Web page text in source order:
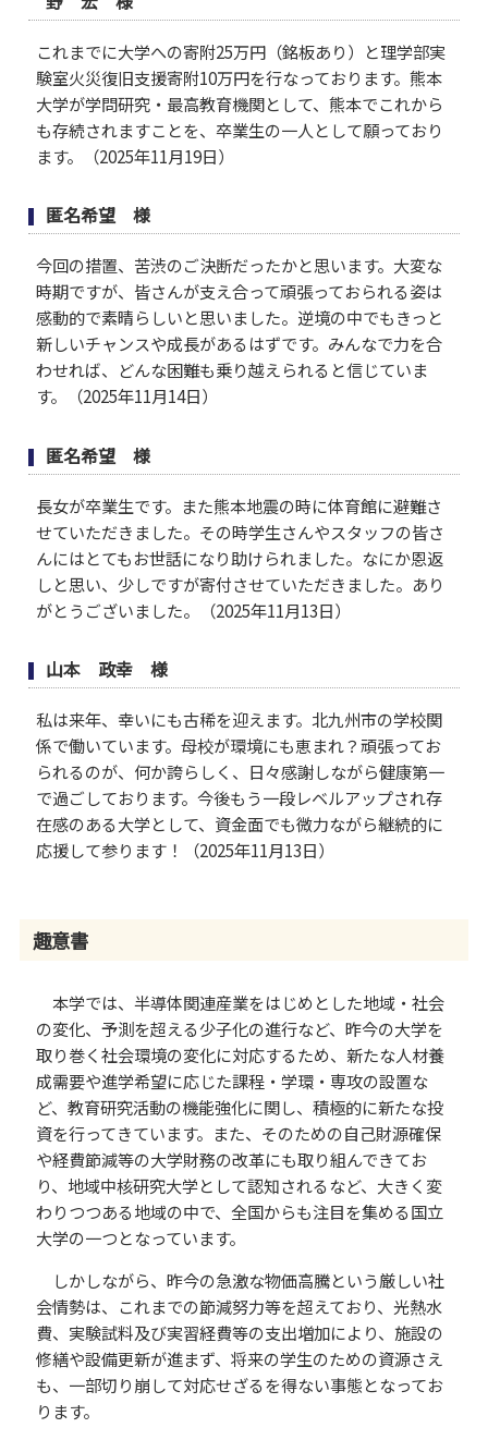
これまでに大学への寄附25万円（銘板あり）と理学部実
験室火災復旧支援寄附10万円を行なっております。熊本
大学が学問研究・最高教育機関として、熊本でこれから
も存続されますことを、卒業生の一人として願っており
ます。（2025年11月19日）
匿名希望 様
今回の措置、苦渋のご決断だったかと思います。大変な
時期ですが、皆さんが支え合って頑張っておられる姿は
感動的で素晴らしいと思いました。逆境の中でもきっと
新しいチャンスや成長があるはずです。みんなで力を合
わせれば、どんな困難も乗り越えられると信じていま
す。（2025年11月14日）
匿名希望 様
長女が卒業生です。また熊本地震の時に体育館に避難さ
せていただきました。その時学生さんやスタッフの皆さ
んにはとてもお世話になり助けられました。なにか恩返
しと思い、少しですが寄付させていただきました。あり
がとうございました。（2025年11月13日）
山本 政幸 様
私は来年、幸いにも古稀を迎えます。北九州市の学校関
係で働いています。母校が環境にも恵まれ？頑張ってお
られるのが、何か誇らしく、日々感謝しながら健康第一
で過ごしております。今後もう一段レベルアップされ存
在感のある大学として、資金面でも微力ながら継続的に
応援して参ります！（2025年11月13日）
趣意書
本学では、半導体関連産業をはじめとした地域・社会
の変化、予測を超える少子化の進行など、昨今の大学を
取り巻く社会環境の変化に対応するため、新たな人材養
成需要や進学希望に応じた課程・学環・専攻の設置な
ど、教育研究活動の機能強化に関し、積極的に新たな投
資を行ってきています。また、そのための自己財源確保
や経費節減等の大学財務の改革にも取り組んできてお
り、地域中核研究大学として認知されるなど、大きく変
わりつつある地域の中で、全国からも注目を集める国立
大学の一つとなっています。
しかしながら、昨今の急激な物価高騰という厳しい社
会情勢は、これまでの節減努力等を超えており、光熱水
費、実験試料及び実習経費等の支出増加により、施設の
修繕や設備更新が進まず、将来の学生のための資源さえ
も、一部切り崩して対応せざるを得ない事態となってお
ります。